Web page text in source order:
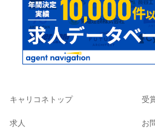
キャリコネトップ
求人
受
お